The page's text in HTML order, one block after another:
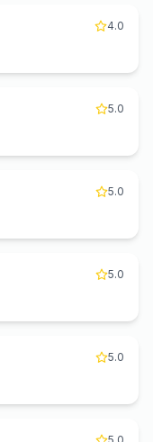
4.0
5.0
5.0
5.0
5.0